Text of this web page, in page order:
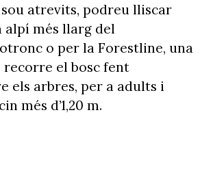
atrevits, podreu lliscar
alpí més llarg del
o per la Forestline, una
el bosc fent
els arbres, per a adults i
més d’1,20 m.